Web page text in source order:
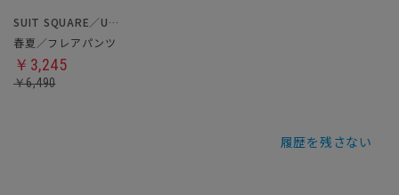
SUIT SQUARE／UNIVERSAL LANGUAGE／WHITE
春夏／フレアパンツ
￥3,245
￥6,490
履歴を残さない